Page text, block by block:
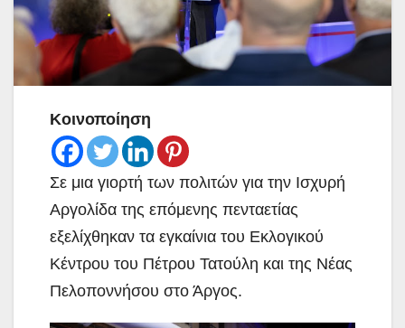
Κοινοποίηση
Σε μια γιορτή των πολιτών για την Ισχυρή
Αργολίδα της επόμενης πενταετίας
εξελίχθηκαν τα εγκαίνια του Εκλογικού
Κέντρου του Πέτρου Τατούλη και της Νέας
Πελοποννήσου στο Άργος.